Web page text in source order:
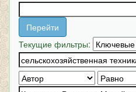
Текущие фильтры: